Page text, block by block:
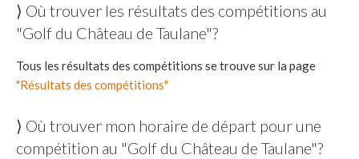
⟩ Où trouver les résultats des compétitions au
"Golf du Château de Taulane"?
Tous les résultats des compétitions se trouve sur la page
"Résultats des compétitions"
⟩ Où trouver mon horaire de départ pour une
compétition au "Golf du Château de Taulane"?